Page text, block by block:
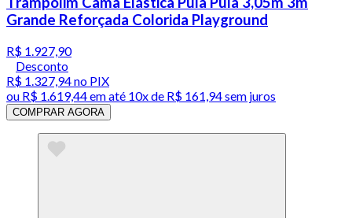
Grande Reforçada Colorida Playground
R$ 1.927,90
Desconto
R$ 1.327,94no PIX
ou R$ 1.619,44em até 10x de R$ 161,94 sem juros
COMPRAR AGORA